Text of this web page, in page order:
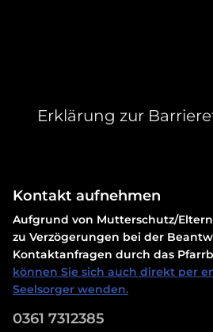
Erklärung zur
Kontakt aufnehmen
Aufgrund von Mutterschutz/
zu Verzögerungen bei der
Kontaktanfragen durch das
können Sie sich auch direkt per
Seelsorger wenden.
0361 7312385